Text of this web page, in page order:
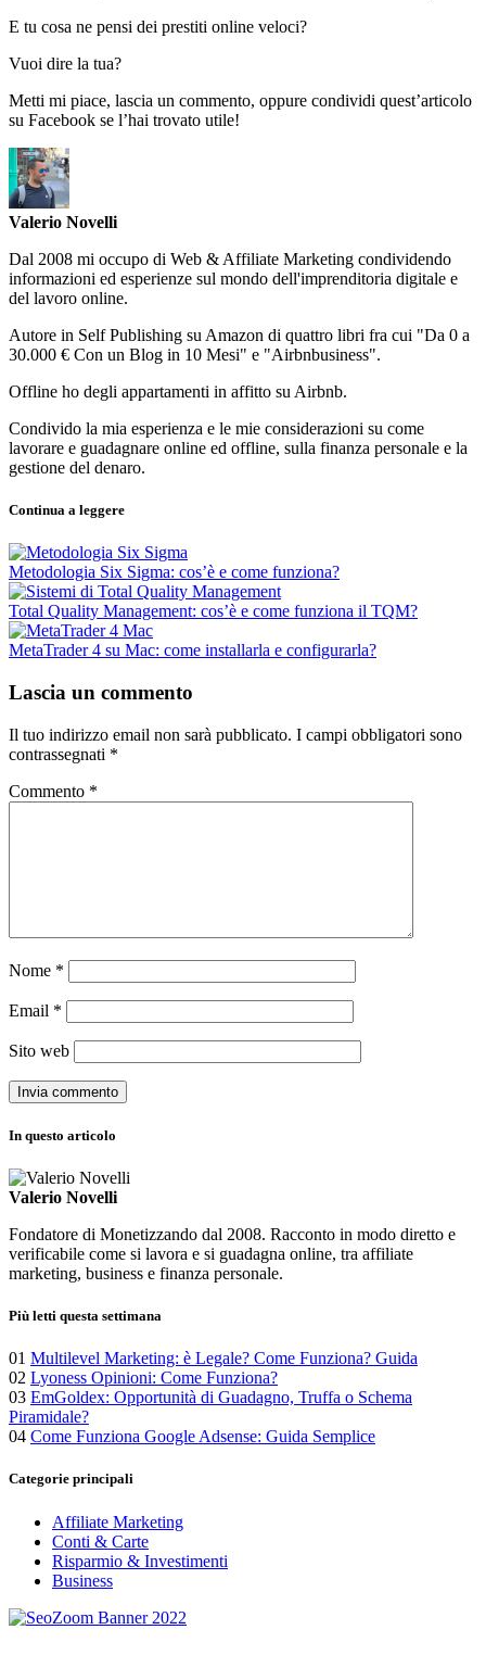
E tu cosa ne pensi dei prestiti online veloci?
Vuoi dire la tua?
Metti mi piace, lascia un commento, oppure condividi quest’articolo
su Facebook se l’hai trovato utile!
Valerio Novelli
Dal 2008 mi occupo di Web & Affiliate Marketing condividendo
informazioni ed esperienze sul mondo dell'imprenditoria digitale e
del lavoro online.
Autore in Self Publishing su Amazon di quattro libri fra cui "Da 0 a
30.000 € Con un Blog in 10 Mesi" e "Airbnbusiness".
Offline ho degli appartamenti in affitto su Airbnb.
Condivido la mia esperienza e le mie considerazioni su come
lavorare e guadagnare online ed offline, sulla finanza personale e la
gestione del denaro.
Continua a leggere
Metodologia Six Sigma: cos’è e come funziona?
Total Quality Management: cos’è e come funziona il TQM?
MetaTrader 4 su Mac: come installarla e configurarla?
Lascia un commento
Il tuo indirizzo email non sarà pubblicato. I campi obbligatori sono
contrassegnati *
Commento *
Nome *
Email *
Sito web
In questo articolo
Valerio Novelli
Fondatore di Monetizzando dal 2008. Racconto in modo diretto e
verificabile come si lavora e si guadagna online, tra affiliate
marketing, business e finanza personale.
Più letti questa settimana
01 Multilevel Marketing: è Legale? Come Funziona? Guida
02 Lyoness Opinioni: Come Funziona?
03 EmGoldex: Opportunità di Guadagno, Truffa o Schema
Piramidale?
04 Come Funziona Google Adsense: Guida Semplice
Categorie principali
Affiliate Marketing
Conti & Carte
Risparmio & Investimenti
Business